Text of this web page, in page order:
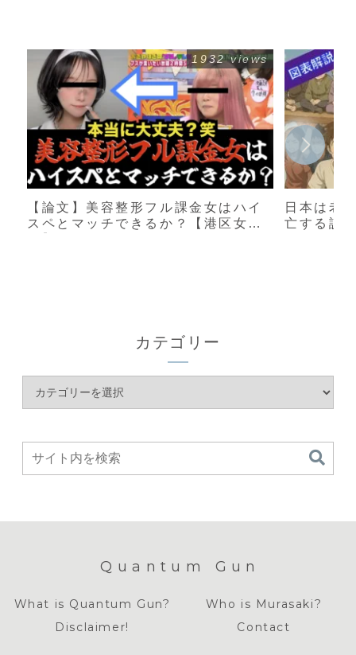
【論文】美容整形フル課金女はハイ
スペとマッチできるか？【港区女
1932 views
日本は老
亡する説
カテゴリー
Quantum Gun
What is Quantum Gun?
Who is Murasaki?
Disclaimer!
Contact